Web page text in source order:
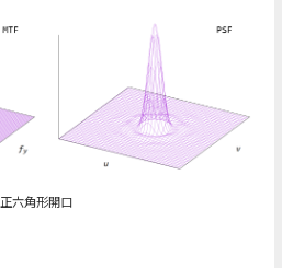
正六角形開口